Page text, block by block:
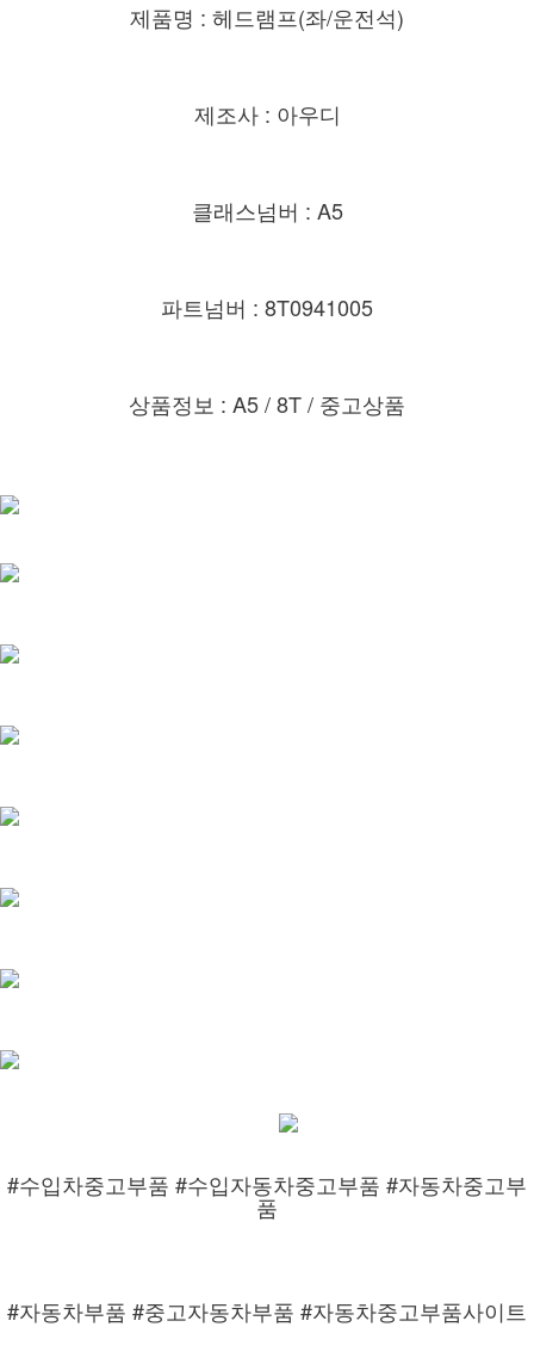
제품명 : 헤드램프(좌/운전석)
제조사 : 아우디
클래스넘버 : A5
파트넘버 : 8T0941005
상품정보 : A5 / 8T / 중고상품
#수입차중고부품 #수입자동차중고부품 #자동차중고부
품
#자동차부품 #중고자동차부품 #자동차중고부품사이트